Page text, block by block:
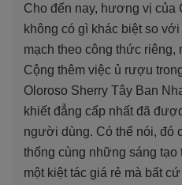
Cho đến nay, hương vị của
không có gì khác biệt so
mạch theo công thức riêng,
Cộng thêm việc ủ rượu
Oloroso Sherry Tây Ban
khiết đẳng cấp nhất đã
người dùng. Có thể nói, đó
thống cùng những sáng tạo
một kiệt tác giá rẻ mà bất